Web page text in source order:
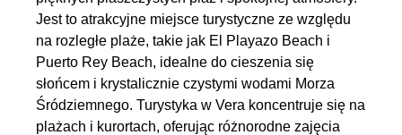
Jest to atrakcyjne miejsce turystyczne ze względu
na rozległe plaże, takie jak El Playazo Beach i
Puerto Rey Beach, idealne do cieszenia się
słońcem i krystalicznie czystymi wodami Morza
Śródziemnego. Turystyka w Vera koncentruje się na
plażach i kurortach, oferując różnorodne zajęcia